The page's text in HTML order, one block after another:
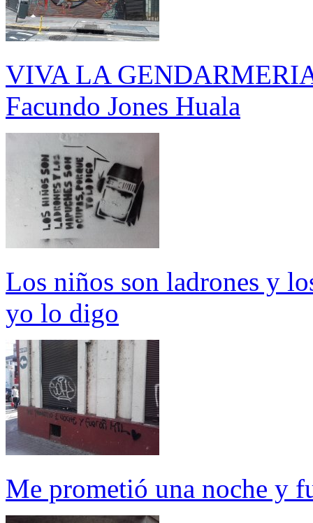
VIVA LA
Facundo Jones Huala
Los niños son ladrones y
yo lo digo
Me prometió una noche y